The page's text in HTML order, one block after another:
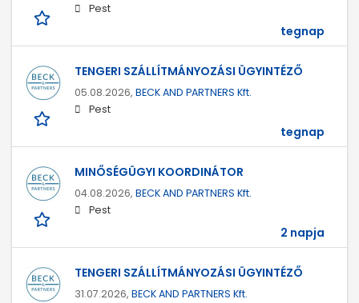
Pest
tegnap
TENGERI SZÁLLÍTMÁNYOZÁSI ÜGYINTÉZŐ
05.08.2026, BECK AND PARTNERS Kft.
Pest
tegnap
MINŐSÉGÜGYI KOORDINÁTOR
04.08.2026, BECK AND PARTNERS Kft.
Pest
2 napja
TENGERI SZÁLLÍTMÁNYOZÁSI ÜGYINTÉZŐ
31.07.2026, BECK AND PARTNERS Kft.